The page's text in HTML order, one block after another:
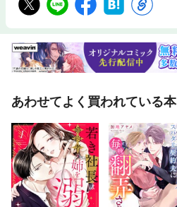
あわせてよく買われている本